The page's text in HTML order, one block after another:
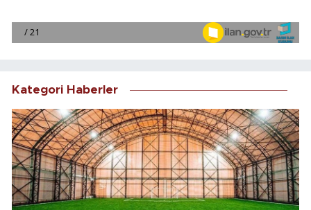
Kategori Haberler